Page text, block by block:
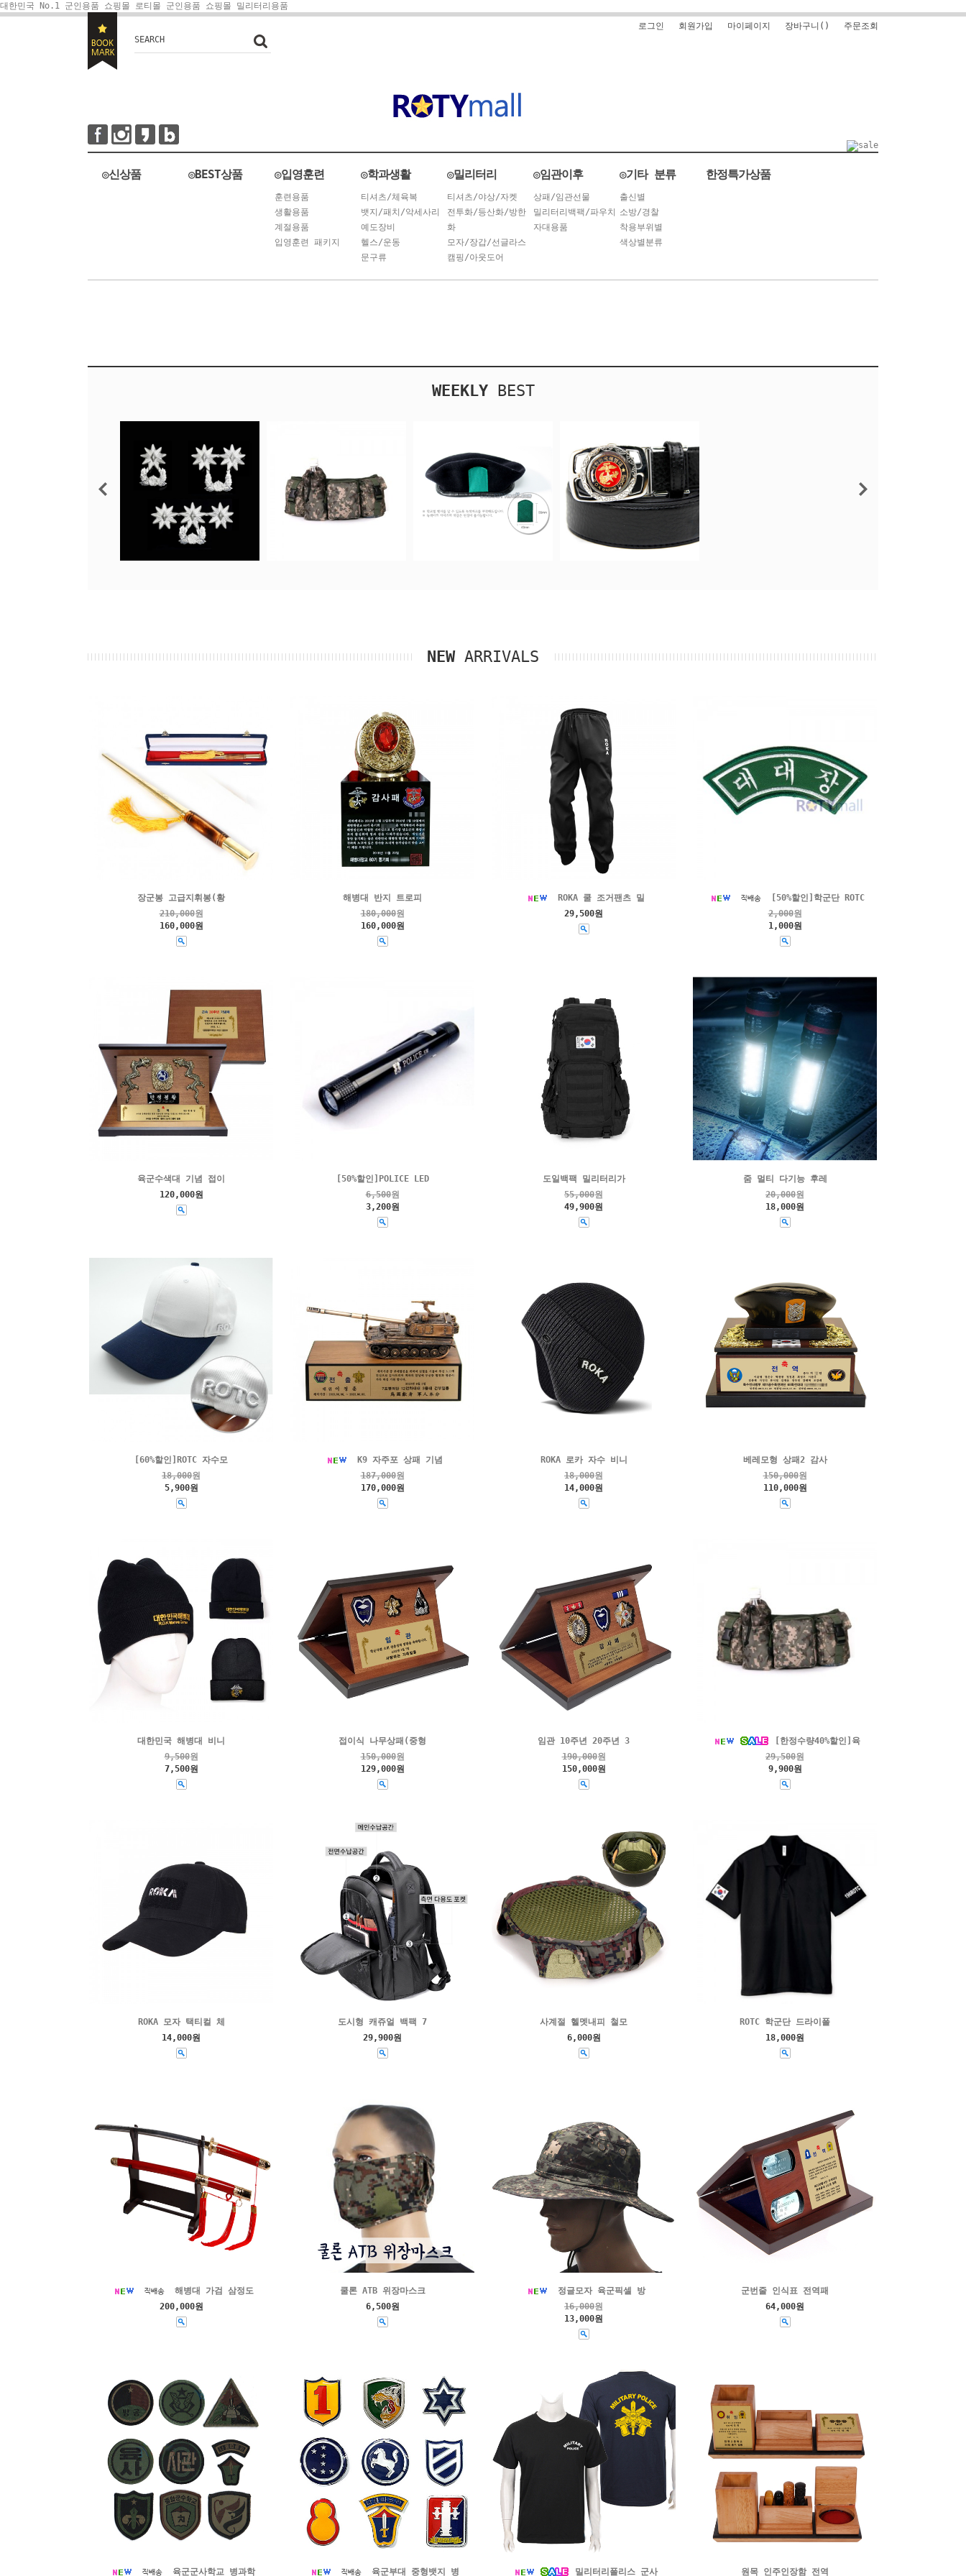
대한민국 No.1 군인용품 쇼핑몰 로티몰 군인용품 쇼핑몰 밀리터리용품
SEARCH
로그인 회원가입 마이페이지 장바구니( ) 주문조회
◎신상품 ◎BEST상품 ◎입영훈련
훈련용품
생활용품
계절용품
입영훈련 패키지
◎학과생활
티셔츠/체육복
뱃지/패치/악세사리
예도장비
헬스/운동
문구류
◎밀리터리
티셔츠/야상/자켓
전투화/등산화/방한
화
모자/장갑/선글라스
캠핑/아웃도어
◎임관이후
상패/임관선물
밀리터리백팩/파우치
자대용품
◎기타 분류
출신별
소방/경찰
착용부위별
색상별분류
한정특가상품
WEEKLYBEST
NEWARRIVALS
장군봉 고급지휘봉(황
210,000원
160,000원
해병대 반지 트로피
180,000원
160,000원
ROKA 쿨 조거팬츠 밀
29,500원
[50%할인]학군단 ROTC
2,000원
1,000원
육군수색대 기념 접이
120,000원
[50%할인]POLICE LED
6,500원
3,200원
도일백팩 밀리터리가
55,000원
49,900원
줌 멀티 다기능 후레
20,000원
18,000원
[60%할인]ROTC 자수모
18,000원
5,900원
K9 자주포 상패 기념
187,000원
170,000원
ROKA 로카 자수 비니
18,000원
14,000원
베레모형 상패2 감사
150,000원
110,000원
대한민국 해병대 비니
9,500원
7,500원
접이식 나무상패(중형
150,000원
129,000원
임관 10주년 20주년 3
190,000원
150,000원
[한정수량40%할인]육
29,500원
9,900원
ROKA 모자 택티컬 체
14,000원
도시형 캐쥬얼 백팩 7
29,900원
사계절 헬멧내피 철모
6,000원
ROTC 학군단 드라이폴
18,000원
해병대 가검 삼정도
200,000원
쿨론 ATB 위장마스크
6,500원
정글모자 육군픽셀 방
16,000원
13,000원
군번줄 인식표 전역패
64,000원
육군군사학교 병과학 육군부대 중형뱃지 병 밀리터리폴리스 군사 원목 인주인장함 전역